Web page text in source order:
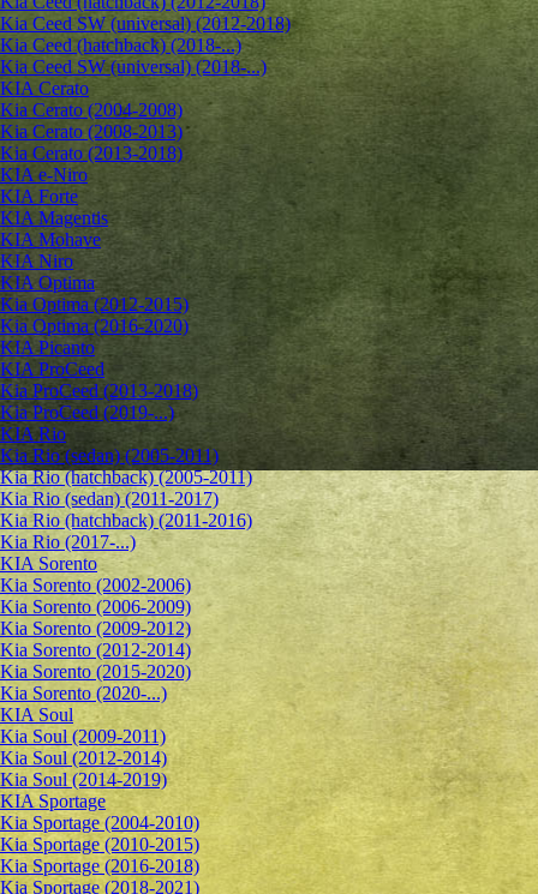
Kia Ceed SW (universal) (2012-2018)
Kia Ceed (hatchback) (2018-...)
Kia Ceed SW (universal) (2018-...)
KIA Cerato
Kia Cerato (2004-2008)
Kia Cerato (2008-2013)
Kia Cerato (2013-2018)
KIA e-Niro
KIA Forte
KIA Magentis
KIA Mohave
KIA Niro
KIA Optima
Kia Optima (2012-2015)
Kia Optima (2016-2020)
KIA Picanto
KIA ProCeed
Kia ProCeed (2013-2018)
Kia ProCeed (2019-...)
KIA Rio
Kia Rio (sedan) (2005-2011)
Kia Rio (hatchback) (2005-2011)
Kia Rio (sedan) (2011-2017)
Kia Rio (hatchback) (2011-2016)
Kia Rio (2017-...)
KIA Sorento
Kia Sorento (2002-2006)
Kia Sorento (2006-2009)
Kia Sorento (2009-2012)
Kia Sorento (2012-2014)
Kia Sorento (2015-2020)
Kia Sorento (2020-...)
KIA Soul
Kia Soul (2009-2011)
Kia Soul (2012-2014)
Kia Soul (2014-2019)
KIA Sportage
Kia Sportage (2004-2010)
Kia Sportage (2010-2015)
Kia Sportage (2016-2018)
Kia Sportage (2018-2021)